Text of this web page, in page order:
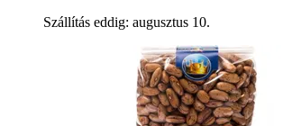
Szállítás eddig: augusztus 10.